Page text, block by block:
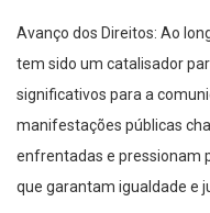
Avanço dos Direitos: Ao
tem sido um catalisador
significativos para a
manifestações públicas
enfrentadas e pressionam
que garantam igualdade e